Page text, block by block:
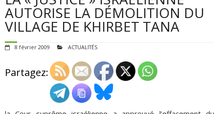
POUR AGIR
AGENDA
QUI SOMMES-NOUS ?
ADHÉSIONS, DONS, CONTACT
AUTORISE LA DÉMOLITION DU
VILLAGE DE KHIRBET TANA
8 février 2009 ACTUALITÉS
Partagez: